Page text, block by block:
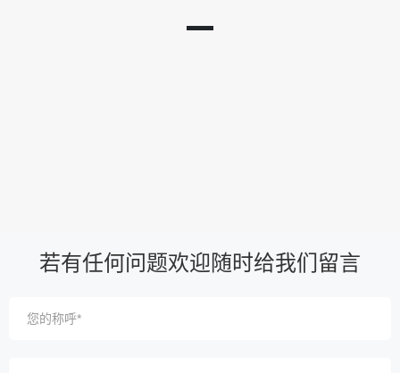
若有任何问题欢迎随时给我们留言